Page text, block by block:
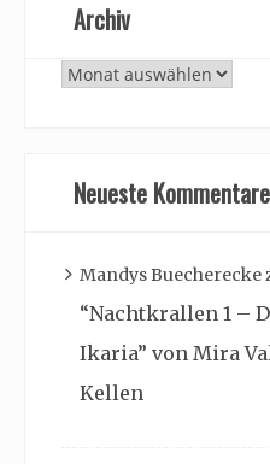
Archiv
Archiv
Neueste Kommentare
Mandys Buecherecke
“Nachtkrallen 1 –
Ikaria” von Mira
Kellen